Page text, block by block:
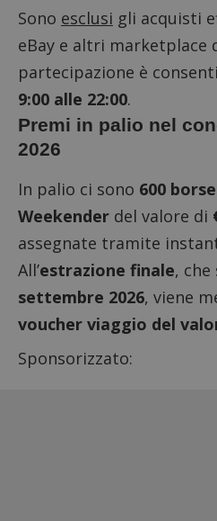
Sono esclusi gli acquisti
eBay e altri marketplace
partecipazione è
9:00 alle 22:00.
Premi in palio nel
2026
In palio ci sono 600
Weekender del valore di
assegnate tramite
All’estrazione finale,
settembre 2026, viene
voucher viaggio del
Sponsorizzato: